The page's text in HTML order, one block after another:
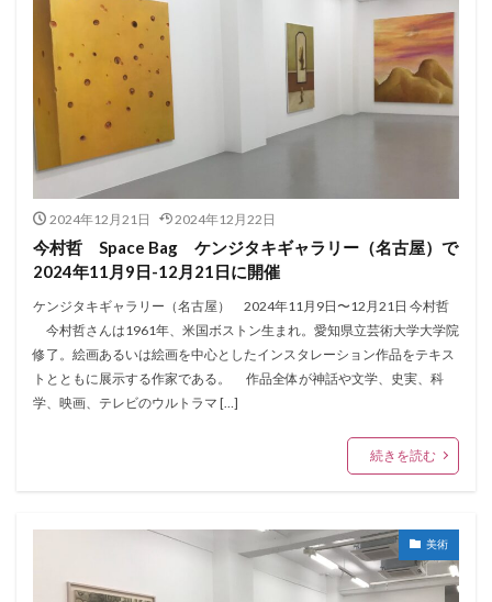
2024年12月21日 2024年12月22日
今村哲 Space Bag ケンジタキギャラリー（名古屋）で
2024年11月9日-12月21日に開催
ケンジタキギャラリー（名古屋） 2024年11月9日〜12月21日 今村哲
今村哲さんは1961年、米国ボストン生まれ。愛知県立芸術大学大学院
修了。絵画あるいは絵画を中心としたインスタレーション作品をテキス
トとともに展示する作家である。 作品全体が神話や文学、史実、科
学、映画、テレビのウルトラマ […]
続きを読む
美術